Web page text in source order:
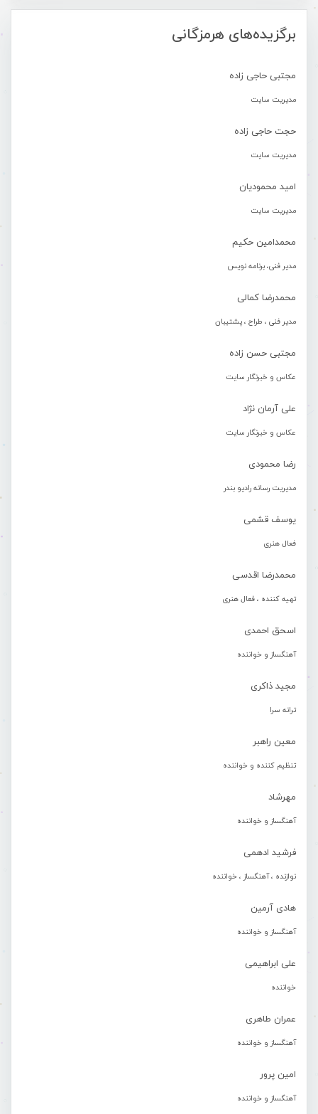
برگزیده‌های هرمزگانی
مجتبی حاجی زاده
مدیریت سایت
حجت حاجی زاده
مدیریت سایت
امید محمودیان
مدیریت سایت
محمدامین حکیم
مدیر فنی، برنامه نویس
محمدرضا کمالی
مدیر فنی ، طراح ، پشتیبان
مجتبی حسن زاده
عکاس و خبرنگار سایت
علی آرمان نژاد
عکاس و خبرنگار سایت
رضا محمودی
مدیریت رسانه رادیو بندر
یوسف قشمی
فعال هنری
محمدرضا اقدسی
تهیه کننده ، فعال هنری
اسحق احمدی
آهنگساز و خواننده
مجید ذاکری
ترانه سرا
معین راهبر
تنظیم کننده و خواننده
مهرشاد
آهنگساز و خواننده
فرشید ادهمی
نوازنده ، آهنگساز ، خواننده
هادی آرمین
آهنگساز و خواننده
علی ابراهیمی
خواننده
عمران طاهری
آهنگساز و خواننده
امین پرور
آهنگساز و خواننده